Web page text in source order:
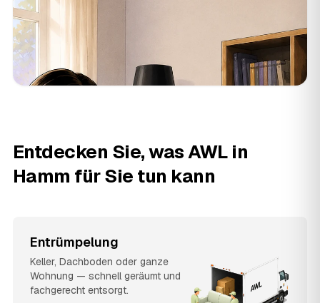
Entdecken Sie, was AWL in
Hamm für Sie tun kann
Entrümpelung
Keller, Dachboden oder ganze
Wohnung — schnell geräumt und
fachgerecht entsorgt.